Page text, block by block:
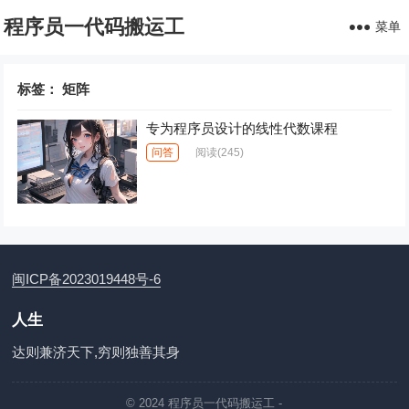
程序员一代码搬运工 菜单
标签：矩阵
专为程序员设计的线性代数课程
问答 阅读(245)
闽ICP备2023019448号-6
人生
达则兼济天下,穷则独善其身
© 2024程序员一代码搬运工 -